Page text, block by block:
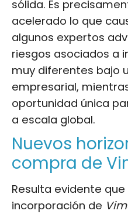
sólida. Es
acelerado lo que
algunos expertos
riesgos asociados a
muy diferentes bajo
empresarial,
oportunidad única
a escala global.
Nuevos
compra de
Resulta evidente
incorporación de